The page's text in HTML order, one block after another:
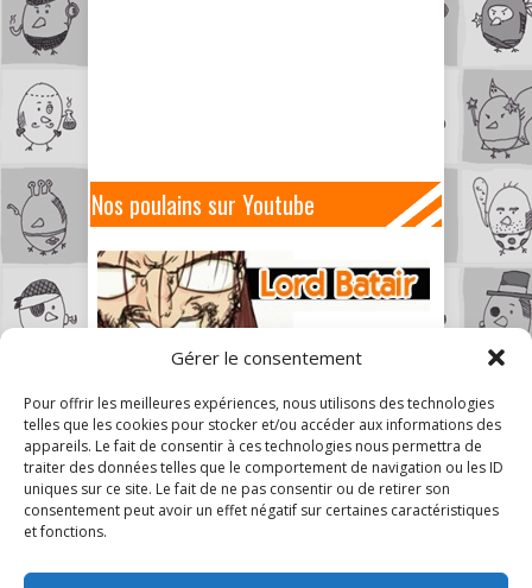
Gérer le consentement
Pour offrir les meilleures expériences, nous utilisons des technologies
telles que les cookies pour stocker et/ou accéder aux informations des
appareils. Le fait de consentir à ces technologies nous permettra de
traiter des données telles que le comportement de navigation ou les ID
uniques sur ce site. Le fait de ne pas consentir ou de retirer son
consentement peut avoir un effet négatif sur certaines caractéristiques
et fonctions.
Nos poulains sur Youtube